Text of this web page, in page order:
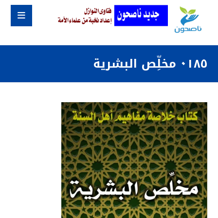
٠١٨٥ مخلِّص البشرية